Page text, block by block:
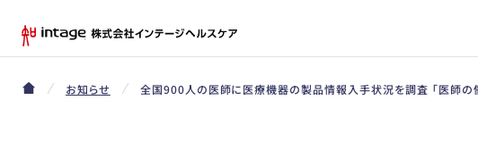
お知らせ 全国900人の医師に医療機器の製品情報入手状況を調査 「医師の